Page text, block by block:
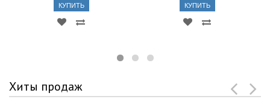
КУПИТЬ КУПИТЬ
Хиты продаж